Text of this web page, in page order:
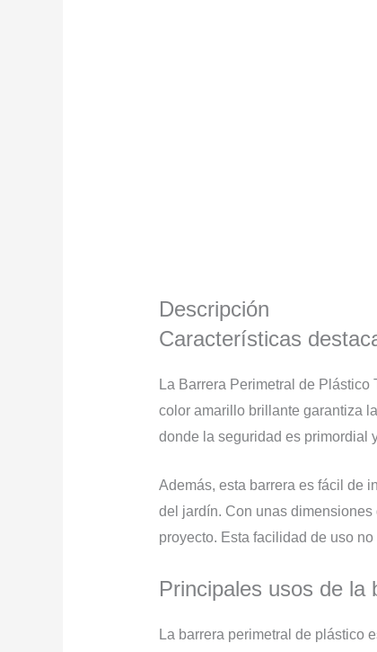
Descripción
Características
La Barrera Perimetral de
color amarillo brillante garantiza
donde la seguridad es primordial
Además, esta barrera es fácil de
del jardín. Con unas
proyecto. Esta facilidad de uso
Principales usos de la
La barrera perimetral de plástico